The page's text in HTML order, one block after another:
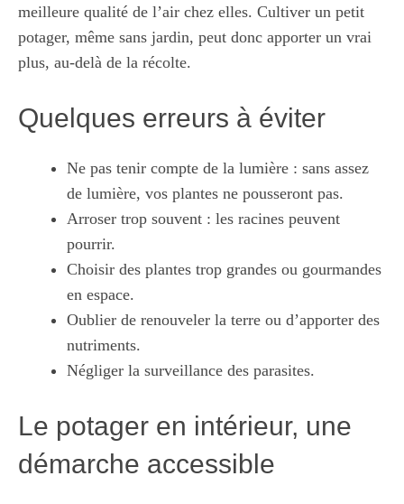
meilleure qualité de l’air chez elles. Cultiver un petit
potager, même sans jardin, peut donc apporter un vrai
plus, au-delà de la récolte.
Quelques erreurs à éviter
Ne pas tenir compte de la lumière : sans assez
de lumière, vos plantes ne pousseront pas.
Arroser trop souvent : les racines peuvent
pourrir.
Choisir des plantes trop grandes ou gourmandes
en espace.
Oublier de renouveler la terre ou d’apporter des
nutriments.
Négliger la surveillance des parasites.
Le potager en intérieur, une
démarche accessible